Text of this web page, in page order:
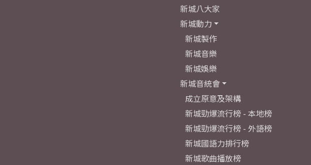
新城八大家
新城動力
新城製作
新城音樂
新城娛樂
新城音統會
成立原意及架構
新城勁爆流行榜 - 本地榜
新城勁爆流行榜 - 外語榜
新城國語力排行榜
新城歌曲播放榜